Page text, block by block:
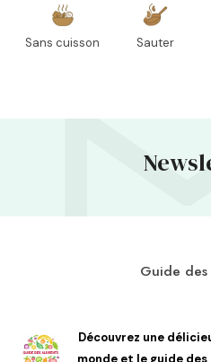
Sans cuisson Sauter
Guide des
Découvrez une
monde et le guide